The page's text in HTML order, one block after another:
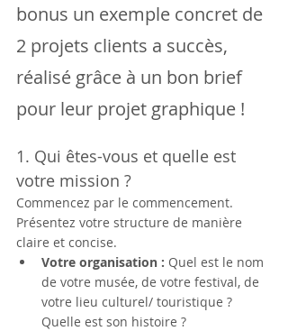
bonus un exemple concret de
2 projets clients a succès,
réalisé grâce à un bon brief
pour leur projet graphique !
1. Qui êtes-vous et quelle est
votre mission ?
Commencez par le commencement.
Présentez votre structure de manière
claire et concise.
Votre organisation : Quel est le nom
de votre musée, de votre festival, de
votre lieu culturel/ touristique ?
Quelle est son histoire ?